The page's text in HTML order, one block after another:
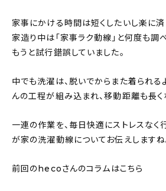
About
家事にかける時間は短くしたいし楽に済
家造り中は「家事ラク動線」と何度も調
もうと試行錯誤していました。
中でも洗濯は、脱いでからまた着られる
んの工程が組み込まれ、移動距離も長く
一連の作業を、毎日快適にストレスなく
が家の洗濯動線についてお伝えしますね
前回のhecoさんのコラムはこちら